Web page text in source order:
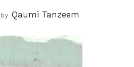
by Qaumi Tanzeem